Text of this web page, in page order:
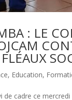
: LE
, Education,
cadre ce